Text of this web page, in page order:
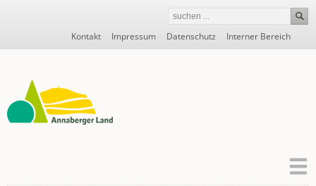
Navigation
überspringen
Kontakt Impressum Datenschutz Interner Bereich